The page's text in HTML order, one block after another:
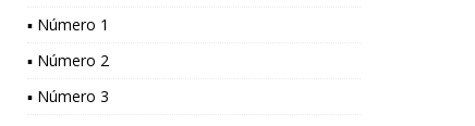
▪ Número 1
▪ Número 2
▪ Número 3